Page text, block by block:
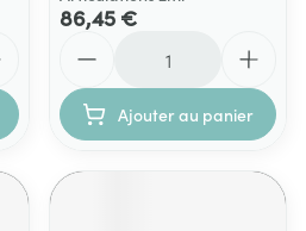
86,45 €
Ajouter au panier